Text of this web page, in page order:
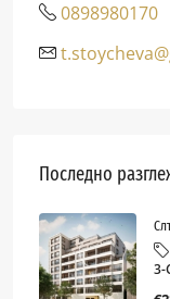
0898980170
Последно
3-